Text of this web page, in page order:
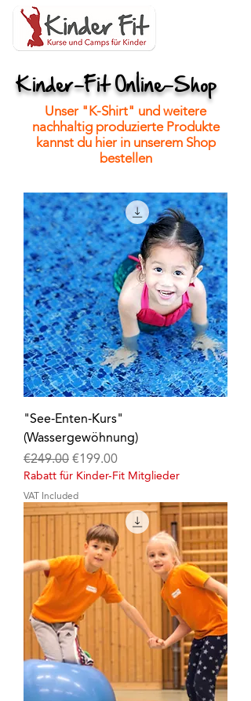
Kinder-Fit Online-Shop
Unser "K-Shirt" und weitere
nachhaltig produzierte Produkte
kannst du hier in unserem Shop
bestellen
"See-Enten-Kurs"
(Wassergewöhnung)
Regular Price
€249.00 Sale Price
€199.00
Rabatt für Kinder-Fit Mitglieder
VAT Included